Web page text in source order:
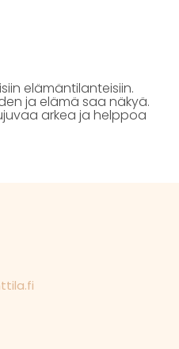
elämäntilanteisiin.
ja elämä saa näkyä.
arkea ja helppoa